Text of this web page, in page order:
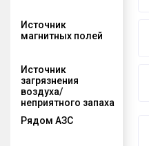
Источник
магнитных полей
Источник
загрязнения
воздуха/
неприятного запаха
Рядом АЗС